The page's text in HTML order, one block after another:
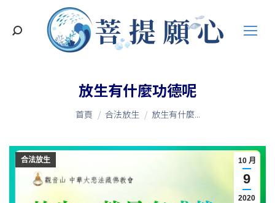
搜
放生有什麼功德呢
您在這裡：
首頁 合法放生 放生有什麼...
10 月
9
2020
合法放生